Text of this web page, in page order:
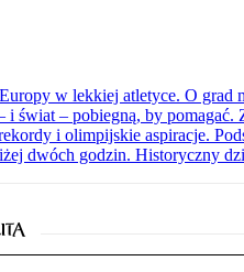
w lekkiej atletyce. O grad
i świat – pobiegną, by
i olimpijskie aspiracje.
dwóch godzin. Historyczny